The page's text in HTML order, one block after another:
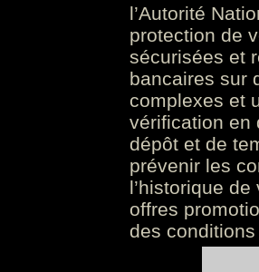
l’Autorité
protection de
sécurisées et
bancaires sur
complexes et
vérification en
dépôt et de
prévenir les
l’historique
offres
des